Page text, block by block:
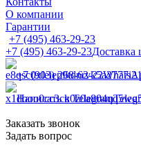
О компании
Гарантии
+7 (495) 463-29-23
+7 (495) 463-29-23Доставка
+7 (903) 268-62-22
Написать в Telegram
Заказать звонок
Задать вопрос